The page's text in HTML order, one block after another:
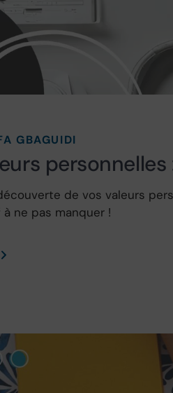
GBAGUIDI
de vos valeurs
ne pas manquer !